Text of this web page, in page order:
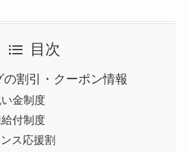
目次
の割引・クーポン情報
金制度
付制度
ス応援割